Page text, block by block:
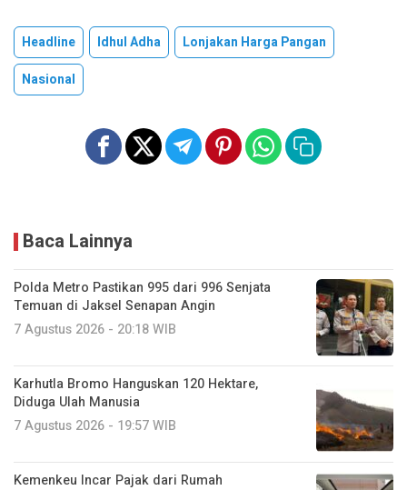
Headline Idhul Adha
Lonjakan Harga Pangan
Nasional
Baca Lainnya
Polda Metro Pastikan 995 dari 996 Senjata
Temuan di Jaksel Senapan Angin
7 Agustus 2026 - 20:18 WIB
Karhutla Bromo Hanguskan 120 Hektare,
Diduga Ulah Manusia
7 Agustus 2026 - 19:57 WIB
Kemenkeu Incar Pajak dari Rumah